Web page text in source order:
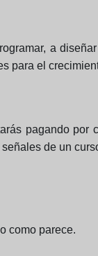
a
para el
pagando por
de un
como parece.